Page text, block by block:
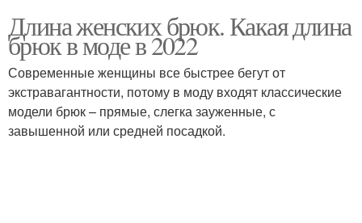
Длина женских брюк. Какая длина
брюк в моде в 2022
Современные женщины все быстрее бегут от
экстравагантности, потому в моду входят классические
модели брюк – прямые, слегка зауженные, с
завышенной или средней посадкой.